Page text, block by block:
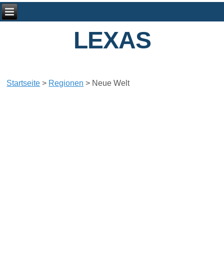
LEXAS
Startseite > Regionen > Neue Welt